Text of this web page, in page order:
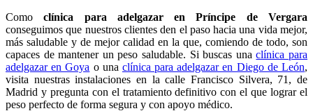
Comoclínica para adelgazar en Príncipe de Vergara
conseguimos que nuestros clientes den el paso hacia una vida mejor,
más saludable y de mejor calidad en la que, comiendo de todo, son
capaces de mantener un peso saludable. Si buscas unaclínica para
adelgazar en Goya o una clínica para adelgazar en Diego de León,
visita nuestras instalaciones en la calle Francisco Silvera, 71, de
Madrid y pregunta con el tratamiento definitivo con el que lograr el
peso perfecto de forma segura y con apoyo médico.